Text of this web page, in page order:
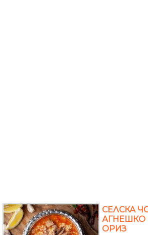
СЕЛСКА
АГНЕШКО
ОРИЗ